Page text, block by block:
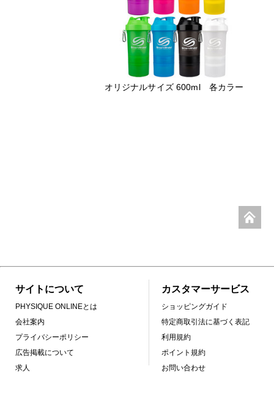
オリジナルサイズ 600ml 各カラー
サイトについて
PHYSIQUE ONLINEとは
会社案内
プライバシーポリシー
広告掲載について
求人
カスタマーサービス
ショッピングガイド
特定商取引法に基づく表記
利用規約
ポイント規約
お問い合わせ